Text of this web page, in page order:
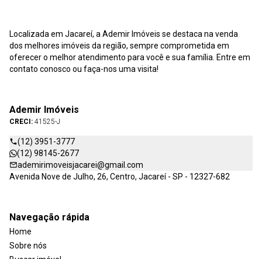
Localizada em Jacareí, a Ademir Imóveis se destaca na venda
dos melhores imóveis da região, sempre comprometida em
oferecer o melhor atendimento para você e sua família. Entre em
contato conosco ou faça-nos uma visita!
Ademir Imóveis
CRECI: 41525-J
(12) 3951-3777
(12) 98145-2677
ademirimoveisjacarei@gmail.com
Avenida Nove de Julho, 26, Centro, Jacareí - SP - 12327-682
Navegação rápida
Home
Sobre nós